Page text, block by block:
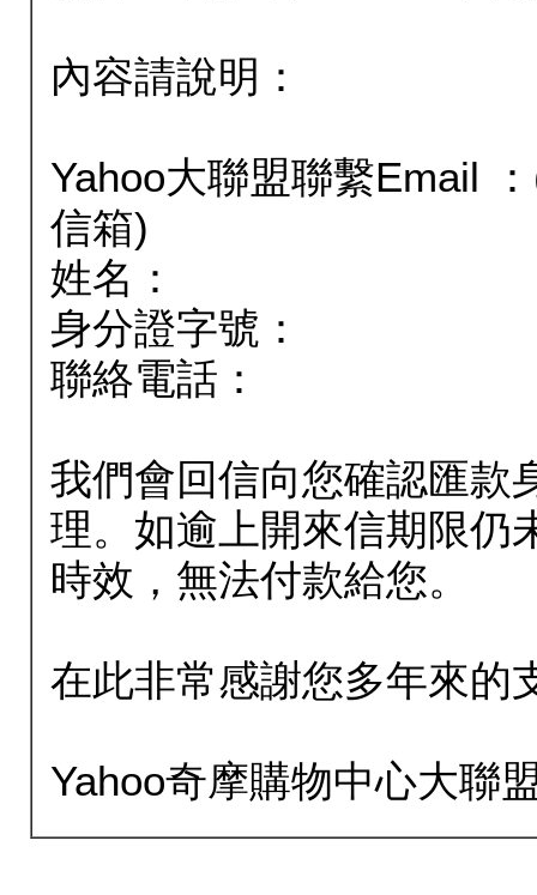
內容請說明：
Yahoo大聯盟聯繫Email
信箱)
姓名：
身分證字號：
聯絡電話：
我們會回信向您確認匯款
理。如逾上開來信期限仍
時效，無法付款給您。
在此非常感謝您多年來的
Yahoo奇摩購物中心大